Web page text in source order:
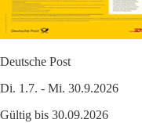
Deutsche Post
Di. 1.7. - Mi. 30.9.2026
Gültig bis 30.09.2026